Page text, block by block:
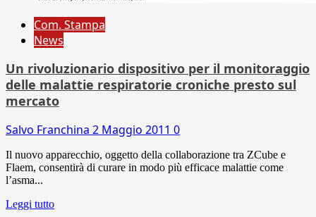
Com. Stampa
News
Un rivoluzionario dispositivo per il monitoraggio
delle malattie respiratorie croniche presto sul
mercato
Salvo Franchina 2 Maggio 2011 0
Il nuovo apparecchio, oggetto della collaborazione tra ZCube e
Flaem, consentirà di curare in modo più efficace malattie come
l’asma...
Leggi tutto